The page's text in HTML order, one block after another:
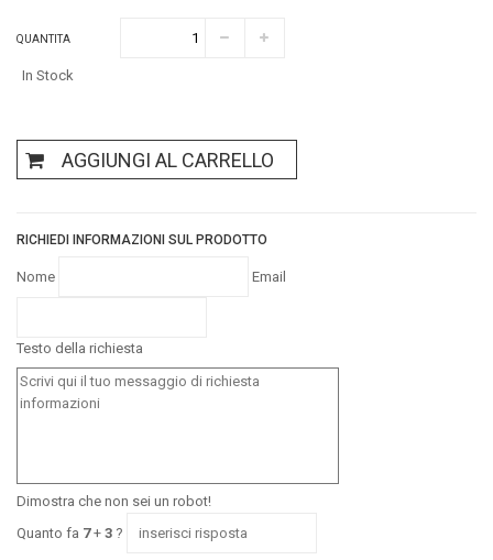
QUANTITA
In Stock
AGGIUNGI AL CARRELLO
RICHIEDI INFORMAZIONI SUL PRODOTTO
Nome Email
Testo della richiesta
Dimostra che non sei un robot!
Quanto fa 7+ 3 ?